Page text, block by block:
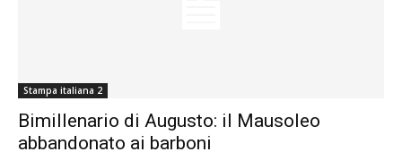
Stampa italiana 2
Bimillenario di Augusto: il Mausoleo
abbandonato ai barboni